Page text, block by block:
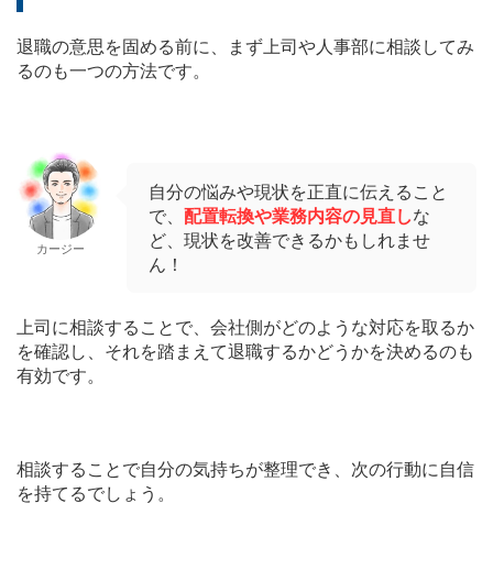
退職の意思を固める前に、まず上司や人事部に相談してみ
るのも一つの方法です。
カージー
自分の悩みや現状を正直に伝えること
で、 配置転換や業務内容の見直しな
ど、現状を改善できるかもしれませ
ん！
上司に相談することで、会社側がどのような対応を取るか
を確認し、それを踏まえて退職するかどうかを決めるのも
有効です。
相談することで自分の気持ちが整理でき、次の行動に自信
を持てるでしょう。